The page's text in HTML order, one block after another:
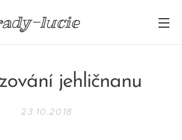
lucie
jehličnanu
23.10.2018